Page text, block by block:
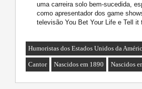
uma carreira solo bem-sucedida,
como apresentador dos game
televisão You Bet Your Life e Tell it
Humoristas dos Estados Unidos da
Cantor Nascidos em 1890 Nascidos